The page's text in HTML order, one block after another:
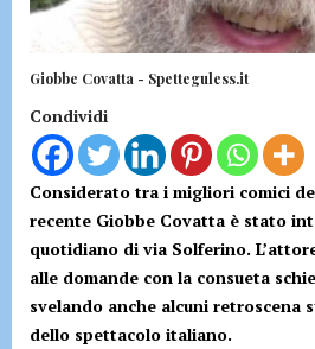
Giobbe Covatta - Spetteguless.it
Condividi
Considerato tra i migliori comici
recente Giobbe Covatta è stato
quotidiano di via Solferino.
alle domande con la consueta
svelando anche alcuni retroscena
dello spettacolo italiano.